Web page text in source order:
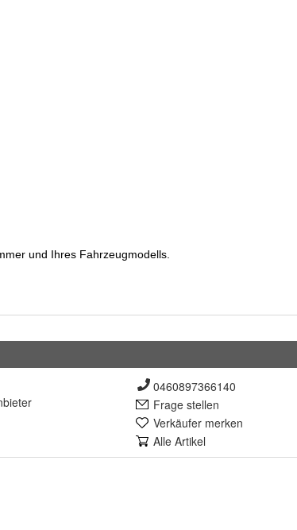
0460897366140
Frage stellen
Verkäufer merken
Alle Artikel